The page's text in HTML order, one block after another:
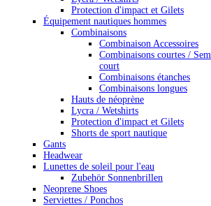
Protection d'impact et Gilets
Équipement nautiques hommes
Combinaisons
Combinaison Accessoires
Combinaisons courtes /
court
Combinaisons étanches
Combinaisons longues
Hauts de néoprène
Lycra / Wetshirts
Protection d'impact et Gilets
Shorts de sport nautique
Gants
Headwear
Lunettes de soleil pour l'eau
Zubehör Sonnenbrillen
Neoprene Shoes
Serviettes / Ponchos